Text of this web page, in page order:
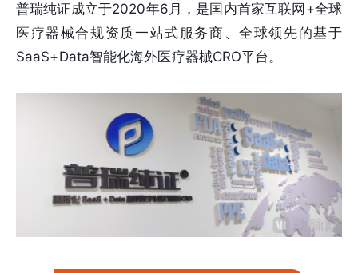
普瑞纯证成立于2020年6月，是国内首家互联网+全球
医疗器械合规资质一站式服务商、全球领先的基于
SaaS+Data智能化海外医疗器械CRO平台。